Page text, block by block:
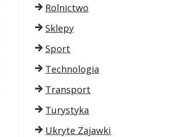
Rolnictwo
Sklepy
Sport
Technologia
Transport
Turystyka
Ukryte Zajawki